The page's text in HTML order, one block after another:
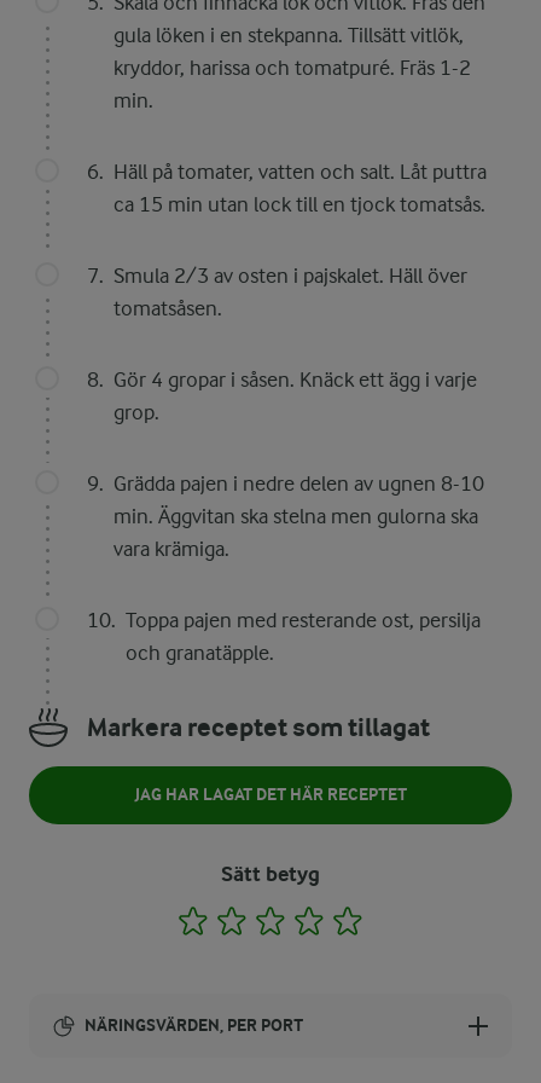
gula löken i en stekpanna. Tillsätt vitlök,
kryddor, harissa och tomatpuré. Fräs 1-2
min.
Häll på tomater, vatten och salt. Låt puttra
ca 15 min utan lock till en tjock tomatsås.
Smula 2/3 av osten i pajskalet. Häll över
tomatsåsen.
Gör 4 gropar i såsen. Knäck ett ägg i varje
grop.
Grädda pajen i nedre delen av ugnen 8-10
min. Äggvitan ska stelna men gulorna ska
vara krämiga.
Toppa pajen med resterande ost, persilja
och granatäpple.
Markera receptet som tillagat
JAG HAR LAGAT DET HÄR RECEPTET
Sätt betyg
1 2 3 4
NÄRINGSVÄRDEN, PER PORT